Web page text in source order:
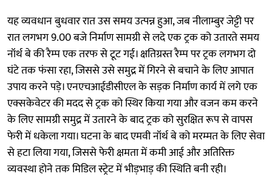
यह व्यवधान बुधवार रात उस समय उत्पन्न हुआ, जब नीलाम्बुर जेट्टी पर
रात लगभग 9.00 बजे निर्माण सामग्री से लदे एक ट्रक को उतारते समय
नॉर्थ बे की रैम्प एक तरफ से टूट गई। क्षतिग्रस्त रैम्प पर ट्रक लगभग दो
घंटे तक फंसा रहा, जिससे उसे समुद्र में गिरने से बचाने के लिए आपात
उपाय करने पड़े। एनएचआईडीसीएल के सड़क निर्माण कार्य में लगे एक
एक्सकेवेटर की मदद से ट्रक को स्थिर किया गया और वजन कम करने
के लिए सामग्री समुद्र में उतारने के बाद ट्रक को सुरक्षित रूप से वापस
फेरी में धकेला गया। घटना के बाद एमवी नॉर्थ बे को मरम्मत के लिए सेवा
से हटा लिया गया, जिससे फेरी क्षमता में कमी आई और अतिरिक्त
व्यवस्था होने तक मिडिल स्ट्रेट में भीड़भाड़ की स्थिति बनी रही।